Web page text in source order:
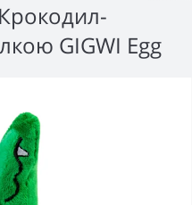
GIGWI Egg